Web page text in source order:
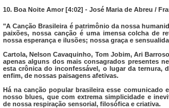
10. Boa Noite Amor [4:02] - José Maria de Abreu /
"A Canção Brasileira é patrimônio da nossa
paixões, nossa canção é uma imensa colcha de
nossa esperança e ilusões; nossa graça e
Cartola, Nelson Cavaquinho, Tom Jobim, Ari
apenas alguns dos mais consagrados presentes
esta crônica do inconfessável, o lugar da ternura,
enfim, de nossas paisagens afetivas.
Há na canção popular brasileira esse comunicado
nosso blues, que com extrema simplicidade e
de nossa respiração sensorial, filosófica e criativa.